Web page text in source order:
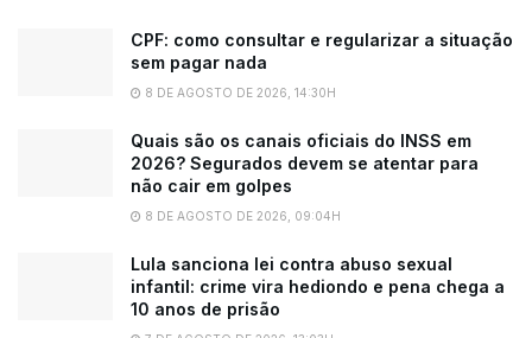
CPF: como consultar e regularizar a situação
sem pagar nada
8 DE AGOSTO DE 2026, 14:30H
Quais são os canais oficiais do INSS em
2026? Segurados devem se atentar para
não cair em golpes
8 DE AGOSTO DE 2026, 09:04H
Lula sanciona lei contra abuso sexual
infantil: crime vira hediondo e pena chega a
10 anos de prisão